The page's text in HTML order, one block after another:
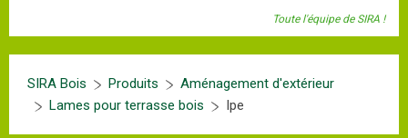
Toute l'équipe de SIRA !
SIRA Bois Produits
Aménagement d'extérieur
Lames pour terrasse bois
Ipe